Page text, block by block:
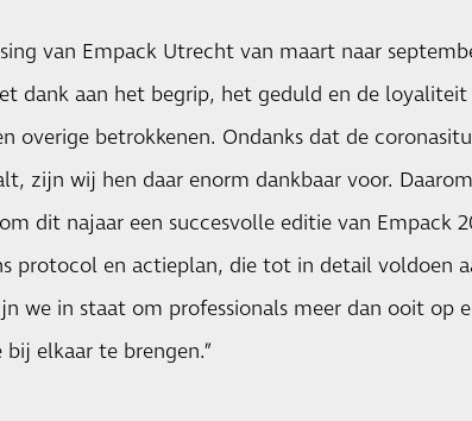
van Empack Utrecht van maart naar
dank aan het begrip, het geduld en de
overige betrokkenen. Ondanks dat de
zijn wij hen daar enorm dankbaar voor.
dit najaar een succesvolle editie van Empack
protocol en actieplan, die tot in detail voldoen
we in staat om professionals meer dan ooit op
elkaar te brengen.”